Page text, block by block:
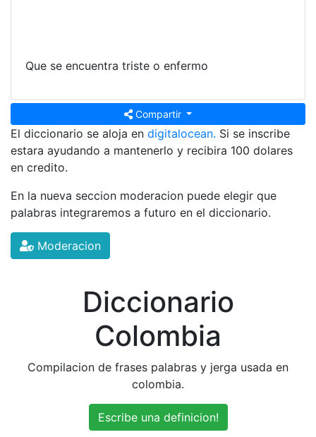
Que se encuentra triste o enfermo
Compartir
El diccionario se aloja en digitalocean. Si se inscribe
estara ayudando a mantenerlo y recibira 100 dolares
en credito.
En la nueva seccion moderacion puede elegir que
palabras integraremos a futuro en el diccionario.
Moderacion
Diccionario
Colombia
Compilacion de frases palabras y jerga usada en
colombia.
Escribe una definicion!